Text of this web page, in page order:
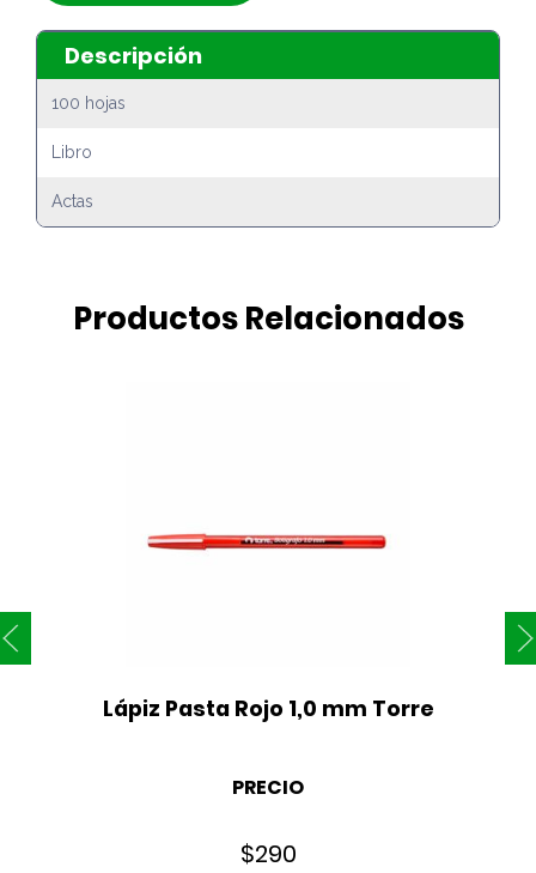
Descripción
100 hojas
Libro
Actas
Productos Relacionados
Lápiz Pasta Rojo 1,0 mm Torre
PRECIO
$290